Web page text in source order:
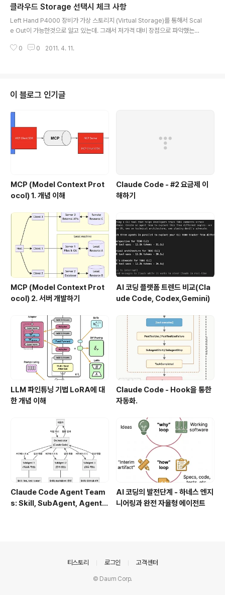
클라우드 Storage 선택시 체크 사항
Left Hand P4000 장비가 가상 스토리지 (Virtual Storage)를 통해서 Scal
e Out이 가능한것으로 알고 있는데. 그래서 저가격 대비 장점으로 파악했는데,
(Virtual SAN Appliance)를 구성할 경우 지원되지 않는 사항이다. http://h1
또는 TCP 오프로드를 지원하지 않습 니다. 서버의 물리적 NIC를 이러한 기능
으로 구..
0 0 2011. 4. 11.
이 블로그 인기글
MCP (Model Context Prot
ocol) 1. 개념 이해
Claude Code - #2 요금제 이
해하기
MCP (Model Context Prot
ocol) 2. 서버 개발하기
AI 코딩 플랫폼 트렌드 비교(Cla
ude Code, Codex,Gemini)
LLM 파인튜닝 기법 LoRA에 대
한 개념 이해
Claude Code - Hook을 통한
자동화.
Claude Code Agent Team
s: Skill, SubAgent, Agent T
AI 코딩의 발전단계 - 하네스 엔지
니어링과 완전 자율형 에이전트
티스토리 로그인 고객센터
© Daum Corp.